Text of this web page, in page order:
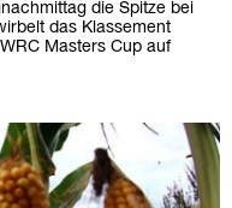
die Spitze bei
das Klassement
Masters Cup auf